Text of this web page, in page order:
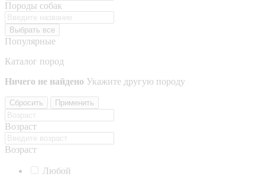
Породы собак
Выбрать все
Популярные
Каталог пород
Ничего не найдено Укажите другую породу
Сбросить Применить
Возраст
Возраст
Любой